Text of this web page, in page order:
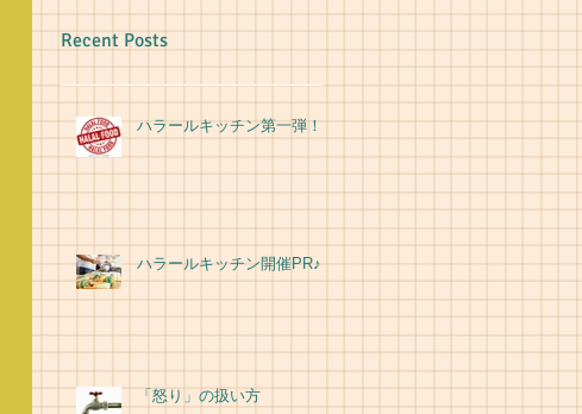
Recent Posts
ハラールキッチン第一弾！
ハラールキッチン開催PR♪
「怒り」の扱い方